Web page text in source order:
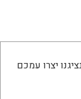
יצרו עמכם